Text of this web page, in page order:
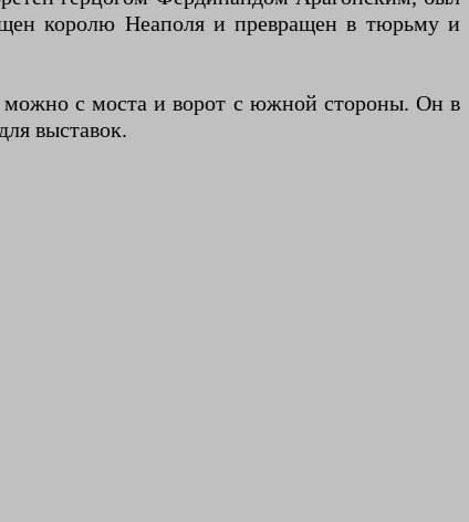
королю Неаполя и превращен в тюрьму и
можно с моста и ворот с южной стороны. Он в
выставок.